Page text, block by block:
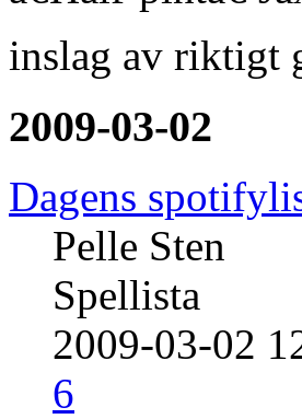
inslag av riktigt
2009-03-02
Dagens
Pelle Sten
Spellista
2009-03-02
6